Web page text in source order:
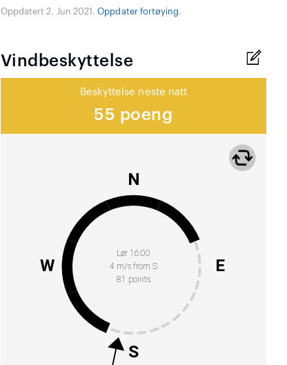
Oppdatert 2. Jun 2021.Oppdater fortøying.
Vindbeskyttelse
Beskyttelse neste natt
55 poeng
Lør 16:00
4 m/s from S
81 points
N
E
S
W